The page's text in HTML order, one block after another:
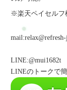
※楽天ペイセルフ
LINE:@mui1682t
LINEのトークで